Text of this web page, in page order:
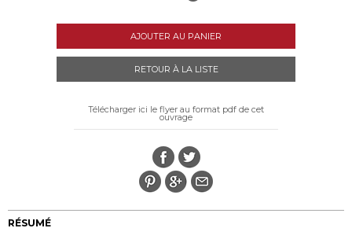
AJOUTER AU PANIER
RETOUR À LA LISTE
Télécharger ici le flyer au format pdf de cet
ouvrage
RÉSUMÉ